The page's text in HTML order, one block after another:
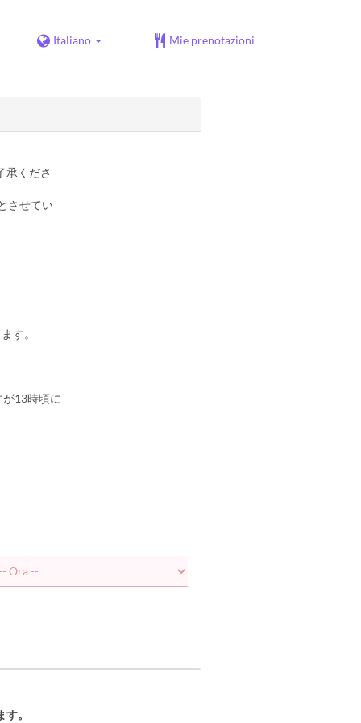
Italiano Mie prenotazioni
承くださ
させてい
す。
13時頃に
。